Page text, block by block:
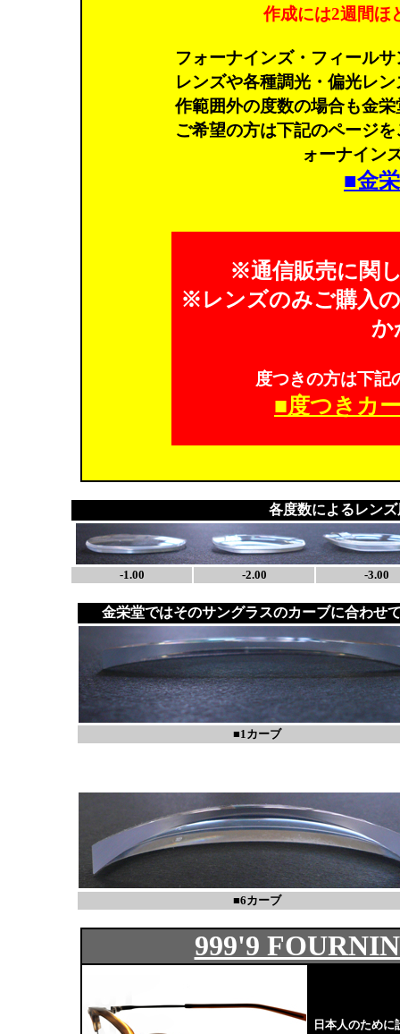
作成には2週間ほ
フォーナインズ・フィール
レンズや各種調光・偏光レ
作範囲外の度数の場合も金
ご希望の方は下記のページ
ォーナイン
■金
※通信販売に関
※レンズのみご購入
か
度つきの方は下記
■度つきカ
各度数によるレン
-1.00 -2.00 -3.00
金栄堂ではそのサングラスのカーブに合わせ
■1カーブ
■6カーブ
999'9
日本人のため